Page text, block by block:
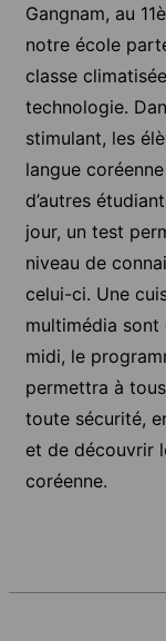
Gangnam, au
notre école
classe
technologie.
stimulant, les
langue
d’autres
jour, un test
niveau de
celui-ci. Une
multimédia sont
midi, le
permettra à
toute sécurité,
et de découvrir
coréenne.